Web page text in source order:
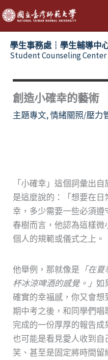
跳
至
主
學生事務處┆學生輔導中
Student Counseling Center
創造小確幸的藝術
主題專文,情緒關照/壓力
「小確幸」這個詞彙出
是這麼說的：「想要在
幸，多少需要一些必須
春樹而言，他認為這樣
個人的規範或儀式之上。
他舉例，那就像是 「在
杯冰涼啤酒的感覺。」 如
確實的幸福感，你又會
期中考之後，和同學們
完成的一份厚厚的報告成
也可能是看見愛人收到
笑、甚至是固定將時間